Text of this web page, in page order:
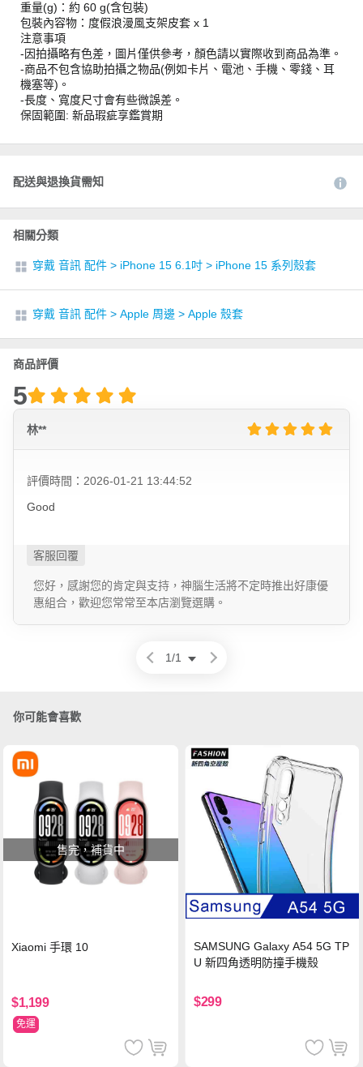
重量(g)：約 60 g(含包裝)
包裝內容物：度假浪漫風支架皮套 x 1
注意事項
-因拍攝略有色差，圖片僅供參考，顏色請以實際收到商品為準。
-商品不包含協助拍攝之物品(例如卡片、電池、手機、零錢、耳
機塞等)。
-長度、寬度尺寸會有些微誤差。
保固範圍: 新品瑕疵享鑑賞期
配送與退換貨需知
相關分類
穿戴 音訊 配件 > iPhone 15 6.1吋 > iPhone 15 系列殼套
穿戴 音訊 配件 > Apple 周邊 > Apple 殼套
商品評價
5
林**
評價時間：2026-01-21 13:44:52
Good
您好，感謝您的肯定與支持，神腦生活將不定時推出好康優
惠組合，歡迎您常常至本店瀏覽選購。
1/1
你可能會喜歡
售完，補貨中
Xiaomi 手環 10
$1,199
免運
SAMSUNG Galaxy A54 5G TP
U 新四角透明防撞手機殼
$299